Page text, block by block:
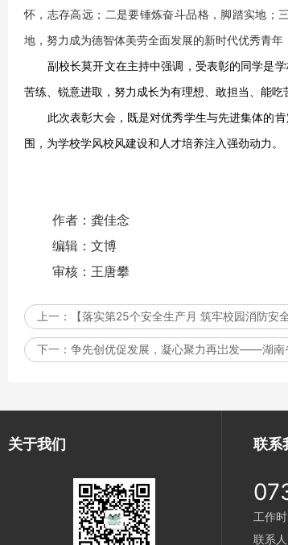
怀，志存高远；二是要锤炼奋斗品格，脚踏实地；
地，努力成为德智体美劳全面发展的新时代优秀青年
副校长莫开文在主持中强调，受表彰的同学是学
苦练、锐意进取，努力成长为有理想、敢担当、能吃
此次表彰大会，既是对优秀学生与先进集体的肯
围，为学校学风校风建设和人才培养注入强劲动力。
作者：龚佳念
编辑：文博
审核：王唐攀
上一： 【落实第25个安全生产月 筑牢校园消防
下一： 争先创优促发展，凝心聚力再岀发——湖南
关于我们 联系
工作
联系